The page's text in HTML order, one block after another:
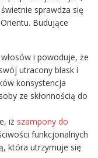
sprawdza się
Budujące
i powoduje, że
utracony blask i
konsystencja
ze skłonnością do
iż szampony do
funkcjonalnych
która utrzymuje się